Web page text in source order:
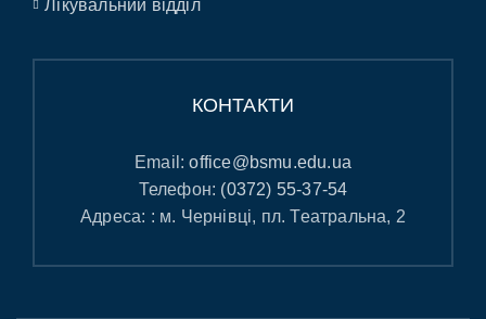
Лікувальний відділ
КОНТАКТИ
Email:office@bsmu.edu.ua
Телефон: (0372) 55-37-54
Адреса: : м. Чернівці, пл. Театральна, 2